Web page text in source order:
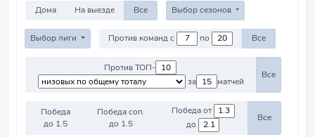
Дома На выезде Все Выбор сезонов
Выбор лиги Против команд с по Все
Против ТОП-
за
матчей
Все
Победа
до 1.5
Победа соп.
до 1.5
Победа от
до
Все